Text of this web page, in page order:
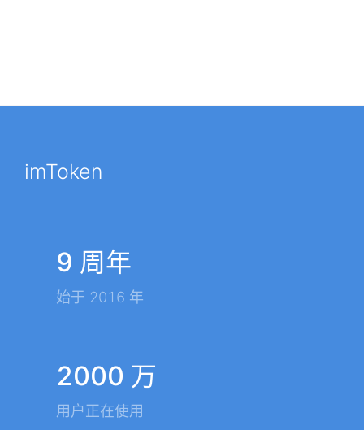
imToken
9 周年
始于 2016 年
2000 万
用户正在使用